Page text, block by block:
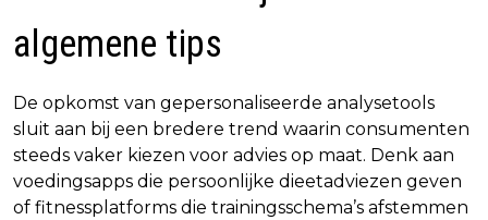
algemene tips
De opkomst van gepersonaliseerde analysetools
sluit aan bij een bredere trend waarin consumenten
steeds vaker kiezen voor advies op maat. Denk aan
voedingsapps die persoonlijke dieetadviezen geven
of fitnessplatforms die trainingsschema’s afstemmen